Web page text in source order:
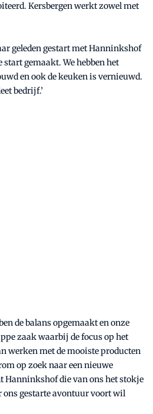
Kersbergen werkt zowel met
geleden gestart met Hanninkshof
start gemaakt. We hebben het
en ook de keuken is vernieuwd.
bedrijf.’
de balans opgemaakt en onze
zaak waarbij de focus op het
werken met de mooiste producten
op zoek naar een nieuwe
Hanninkshof die van ons het stokje
ons gestarte avontuur voort wil